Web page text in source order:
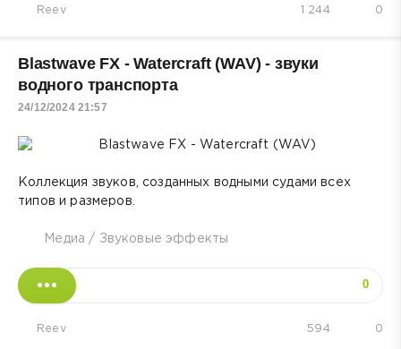
Reev 0
1 244
Blastwave FX - Watercraft (WAV) - звуки
водного транспорта
24/12/2024 21:57
Коллекция звуков, созданных водными судами всех
типов и размеров.
Медиа / Звуковые эффекты
0
Reev 0
594